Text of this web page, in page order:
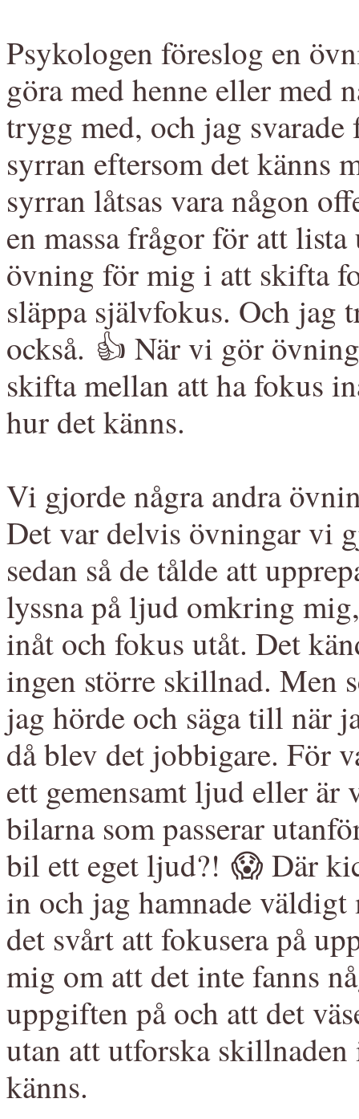
Psykologen föreslog en
göra med henne eller med
trygg med, och jag
syrran eftersom det känns
syrran låtsas vara någon
en massa frågor för att
övning för mig i att skifta
släppa självfokus. Och jag
också. 👍 När vi gör
skifta mellan att ha fokus
hur det känns.
Vi gjorde några andra
Det var delvis övningar vi
sedan så de tålde att
lyssna på ljud omkring
inåt och fokus utåt. Det
ingen större skillnad. Men
jag hörde och säga till när
då blev det jobbigare. För
ett gemensamt ljud eller
bilarna som passerar
bil ett eget ljud?! 😱 Där
in och jag hamnade
det svårt att fokusera på
mig om att det inte fanns
uppgiften på och att det
utan att utforska
känns.